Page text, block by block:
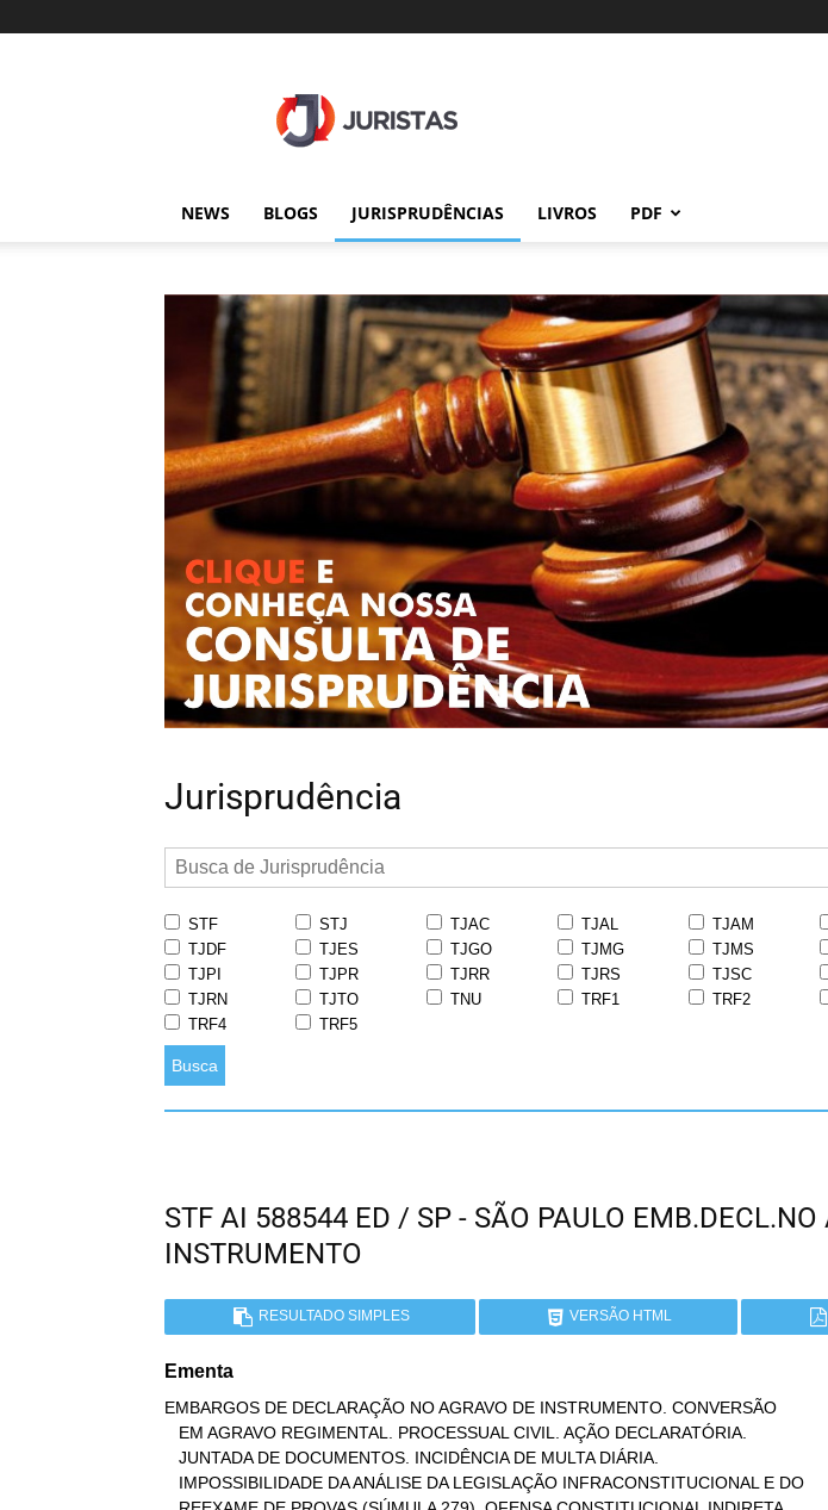
NEWS BLOGS JURISPRUDÊNCIAS LIVROS PDF
Jurisprudência
STF STJ TJAC TJAL TJAM
TJDF
TJES TJGO TJMG TJMS
TJPI
TJPR TJRR TJRS TJSC
TJRN
TJTO TNU TRF1 TRF2
TRF4
TRF5
Busca
STF AI 588544 ED / SP - SÃO PAULO EMB.DECL.NO
INSTRUMENTO
RESULTADO SIMPLES VERSÃO HTML
Ementa
EMBARGOS DE DECLARAÇÃO NO AGRAVO DE INSTRUMENTO. CONVERSÃO